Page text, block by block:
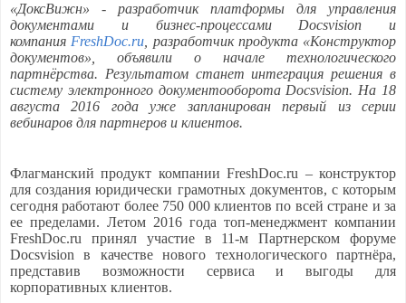
«ДоксВижн» - разработчик платформы для управления
документами и бизнес-процессами Docsvision и
компания FreshDoc.ru , разработчик продукта «Конструктор
документов», объявили о начале технологического
партнёрства. Результатом станет интеграция решения в
систему электронного документооборота Docsvision. На 18
августа 2016 года уже запланирован первый из серии
вебинаров для партнеров и клиентов.
Флагманский продукт компанииFreshDoc.ru –конструктор
для создания юридически грамотных документов, с которым
сегодня работают более 750 000 клиентов по всей стране и за
ее пределами. Летом 2016 года топ-менеджмент компании
FreshDoc.ru принял участие в 11-м Партнерском форуме
Docsvision в качестве нового технологического партнёра,
представив возможности сервиса и выгоды для
корпоративных клиентов.